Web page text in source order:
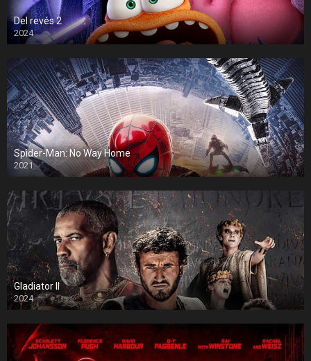
Del revés 2
2024
Spider-Man: No Way Home
2021
Gladiator II
2024